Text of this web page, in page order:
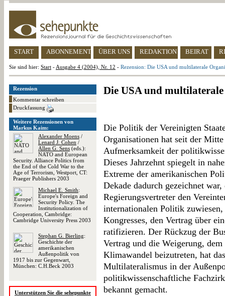
START ABONNEMENT ÜBER UNS REDAKTION BEIRAT
Sie sind hier: Start - Ausgabe 4 (2004), Nr. 12 - Rezension: Die USA und multilaterale
Rezension
Kommentar schreiben
Druckfassung
Weitere Rezensionen von
Markus Kaim:
Alexander Moens /
Lenard J. Cohen /
Allen G. Sens (eds.):
NATO and European
Security. Alliance Politics from
the End of the Cold War to the
Age of Terrorism, Westport, CT:
Praeger Publishers 2003
Michael E. Smith:
Europe's Foreign and
Security Policy. The
Institutionalization of
Cooperation, Cambridge:
Cambridge University Press 2003
Stephan G. Bierling:
Geschichte der
amerikanischen
Außenpolitik von
1917 bis zur Gegenwart,
München: C.H.Beck 2003
Unterstützen Sie die sehepunkte
Die USA und
Die Politik der Vereinigten
Organisationen hat seit der
Aufmerksamkeit der
Dieses Jahrzehnt spiegelt in
Extreme der amerikanischen
Dekade dadurch gezeichnet war,
Regierungsvertreter den
internationalen Politik
Kongresses, den Vertrag über
ratifizieren. Der Rückzug der
Vertrag und die Weigerung,
Klimawandel beizutreten, hat
Multilateralismus in der
politikwissenschaftliche
bekannt gemacht.